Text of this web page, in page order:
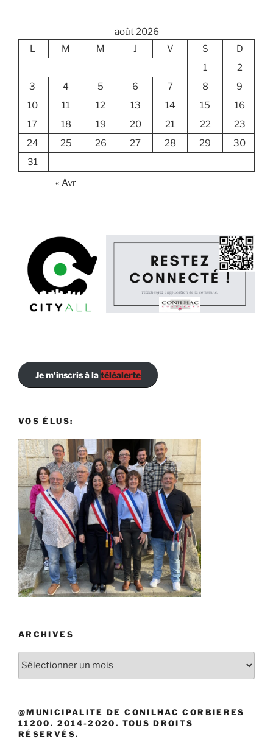
août 2026
L
M M J V S
D
1
2
3
4 5 6 7 8
9
10
11 12 13 14 15
16
17
18 19 20 21 22
23
24
25 26 27 28 29
30
31
« Avr
Je m'inscris à latéléalerte
VOS ÉLUS:
ARCHIVES
Archives
@MUNICIPALITE DE CONILHAC CORBIERES
11200. 2014-2020. TOUS DROITS
RÉSERVÉS.